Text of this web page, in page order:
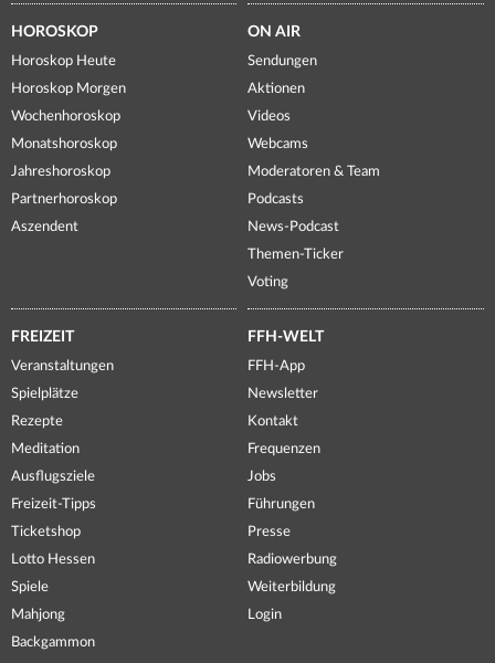
HOROSKOP
Horoskop Heute
Horoskop Morgen
Wochenhoroskop
Monatshoroskop
Jahreshoroskop
Partnerhoroskop
Aszendent
ON AIR
Sendungen
Aktionen
Videos
Webcams
Moderatoren & Team
Podcasts
News-Podcast
Themen-Ticker
Voting
FREIZEIT
Veranstaltungen
Spielplätze
Rezepte
Meditation
Ausflugsziele
Freizeit-Tipps
Ticketshop
Lotto Hessen
Spiele
Mahjong
Backgammon
FFH-WELT
FFH-App
Newsletter
Kontakt
Frequenzen
Jobs
Führungen
Presse
Radiowerbung
Weiterbildung
Login